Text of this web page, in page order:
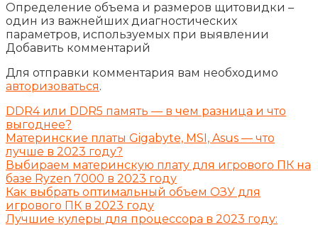
Определение объема и размеров щитовидки –
один из важнейших диагностических
параметров, используемых при выявлении
Добавить комментарий
Для отправки комментария вам необходимо
авторизоваться.
DDR4 или DDR5 память — в чем разница и что
выгоднее?
Материнские платы Gigabyte, MSI, Asus — что
лучше в 2023 году?
Выбираем материнскую плату для игрового ПК на
базе Ryzen 7000 в 2023 году
Как выбрать оптимальный объем ОЗУ для
игрового ПК в 2023 году
Лучшие кулеры для процессора в 2023 году: